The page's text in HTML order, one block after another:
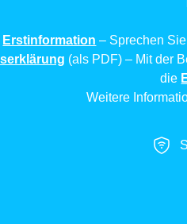
Erstinformation – Sprechen
(als PDF) – Mit der
die
Weitere